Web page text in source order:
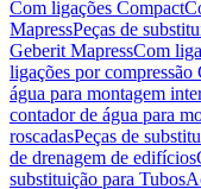
Com ligações Compact
MapressPeças de
Geberit MapressCom
ligações por compressão
água para montagem
contador de água para
roscadasPeças de
de drenagem de edifícios
substituição para Tubos